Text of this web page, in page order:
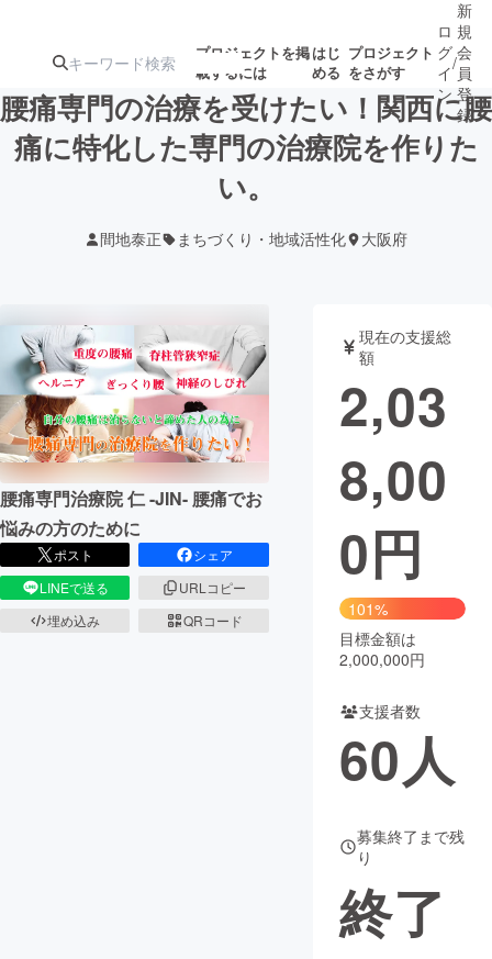
プロジェクトを掲
載するには
はじ
める
プロジェクト
をさがす
注目の新着プロ
テクノロジー・ガジェット
映像・映画 書籍・雑誌
ビジネス・起業 チャレンジ
まちづくり・地域活性化
CAMPFIRE for Social Good
CAMPFIRE Creation
CAMPFIREふるさと納税
コミュニティ
ロ
グ
イ
ン
/
新
規
会
員
登
録
腰痛専門の治療を受けたい！関西に腰
痛に特化した専門の治療院を作りた
い。
間地泰正 まちづくり・地域活性化 大阪府
腰痛専門治療院 仁 -JIN- 腰痛でお
悩みの方のために
ポスト
シェア
LINEで送る
URLコピー
埋め込み
QRコード
現在の支援総
額
2,03
8,00
0円
101%
目標金額は
2,000,000円
支援者数
60人
募集終了まで残
り
終了